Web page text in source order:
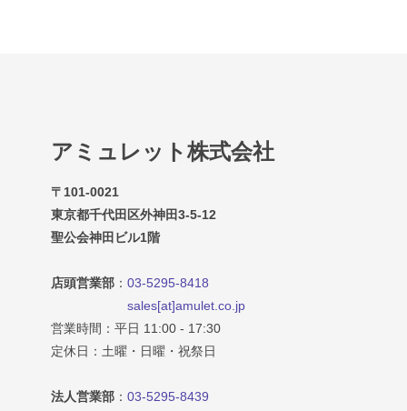
アミュレット株式会社
〒101-0021
東京都千代田区外神田3-5-12
聖公会神田ビル1階
店頭営業部 ： 03-5295-8418
sales[at]amulet.co.jp
営業時間：平日 11:00 - 17:30
定休日：土曜・日曜・祝祭日
法人営業部 ： 03-5295-8439